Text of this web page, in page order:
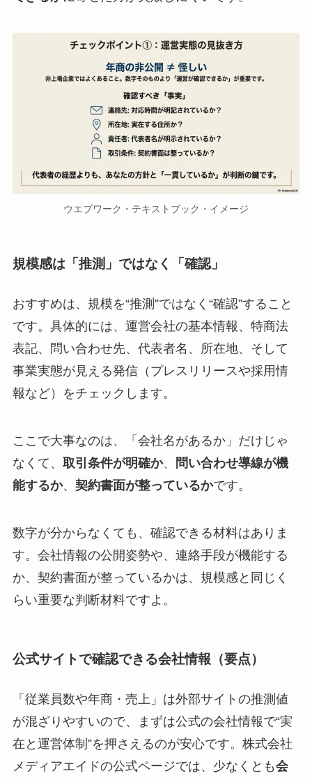
ウエブワーク・テキストブック・イメージ
規模感は「推測」ではなく「確認」
おすすめは、規模を“推測”ではなく“確認”すること
です。具体的には、運営会社の基本情報、特商法
表記、問い合わせ先、代表者名、所在地、そして
事業実態が見える発信（プレスリリースや採用情
報など）をチェックします。
ここで大事なのは、「会社名があるか」だけじゃ
なくて、 取引条件が明確か、
問い合わせ導線が機
能するか、 契約書面が整っているかです。
数字が分からなくても、確認できる材料はありま
す。会社情報の公開姿勢や、連絡手段が機能する
か、契約書面が整っているかは、規模感と同じく
らい重要な判断材料ですよ。
公式サイトで確認できる会社情報（要点）
「従業員数や年商・売上」は外部サイトの推測値
が混ざりやすいので、まずは公式の会社情報で“実
在と運営体制”を押さえるのが安心です。株式会社
メディアエイドの公式ページでは、少なくとも会